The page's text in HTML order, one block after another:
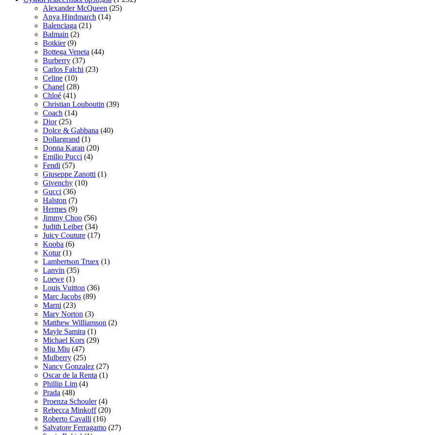
Alexander McQueen (25)
Anya Hindmarch (14)
Balenciaga (21)
Balmain (2)
Botkier(9)
Bottega Veneta (44)
Burberry (37)
Carlos Falchi (23)
Celine (10)
Chanel (28)
Chloé (41)
Christian Louboutin (39)
Coach (14)
Dior(25)
Dolce & Gabbana (40)
Dollargrand (1)
Donna Karan (20)
Emilio Pucci (4)
Fendi (57)
Giuseppe Zanotti (1)
Givenchy (10)
Gucci (36)
Halston (7)
Hermes (9)
Jimmy Choo (56)
Judith Leiber(34)
Juicy Couture (17)
Kooba (6)
Kotur(1)
Lambertson Truex (1)
Lanvin (35)
Loewe (1)
Louis Vuitton (36)
Marc Jacobs (89)
Marni (23)
Mary Norton (3)
Matthew Williamson (2)
Mayle Samira (1)
Michael Kors (29)
Miu Miu (47)
Mulberry (25)
Nancy Gonzalez (27)
Oscar de la Renta (1)
Phillip Lim (4)
Prada (48)
Proenza Schouler(4)
Rebecca Minkoff(20)
Roberto Cavalli (16)
Salvatore Ferragamo (27)